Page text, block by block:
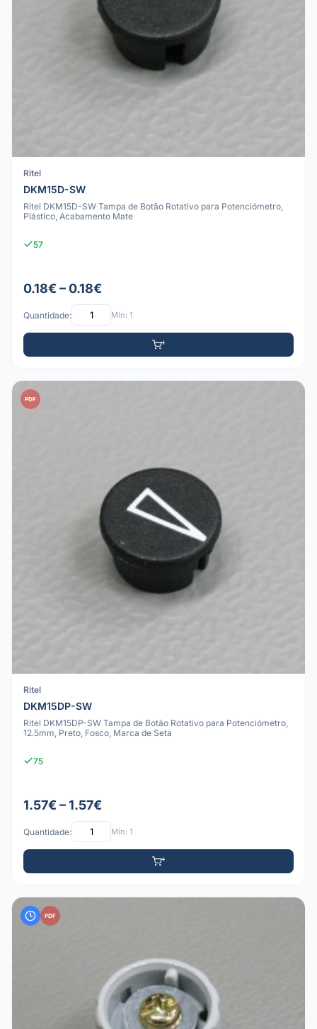
Ritel
DKM15D-SW
Ritel DKM15D-SW Tampa de Botão Rotativo para Potenciómetro,
Plástico, Acabamento Mate
57
0.18€ – 0.18€
Quantidade: Mín: 1
PDF
Ritel
DKM15DP-SW
Ritel DKM15DP-SW Tampa de Botão Rotativo para Potenciómetro,
12.5mm, Preto, Fosco, Marca de Seta
75
1.57€ – 1.57€
Quantidade: Mín: 1
PDF